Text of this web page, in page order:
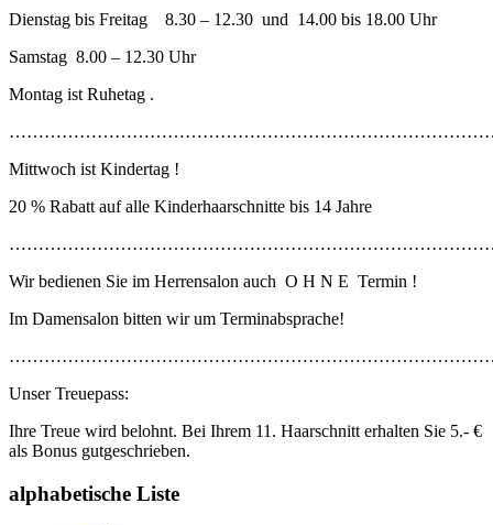
Dienstag bis Freitag 8.30 – 12.30 und 14.00 bis 18.00 Uhr
Samstag 8.00 – 12.30 Uhr
Montag ist Ruhetag .
Mittwoch ist Kindertag !
20 % Rabatt auf alle Kinderhaarschnitte bis 14 Jahre
Wir bedienen Sie im Herrensalon auch O H N E Termin !
Im Damensalon bitten wir um Terminabsprache!
Unser Treuepass:
Ihre Treue wird belohnt. Bei Ihrem 11. Haarschnitt erhalten Sie 5.- €
als Bonus gutgeschrieben.
alphabetische Liste